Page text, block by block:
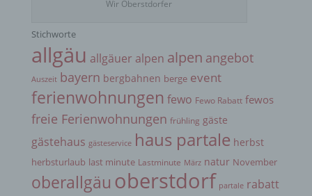
Wir Oberstdorfer
Stichworte
allgäu allgäuer alpen alpen angebot
Auszeit bayern bergbahnen berge event
ferienwohnungen fewo Fewo Rabatt fewos
freie Ferienwohnungen frühling gäste
gästehaus gästeservice haus partale herbst
herbsturlaub last minute Lastminute März natur November
oberallgäu oberstdorf partale rabatt
Person zugewiesen werden.
g) Verantwortlicher oder für die Verarbeitung
Verantwortlicher
Verantwortlicher oder für die Verarbeitung
Verantwortlicher ist die natürliche oder juristische
Person, Behörde, Einrichtung oder andere Stelle,
die allein oder gemeinsam mit anderen über die
Zwecke und Mittel der Verarbeitung von
personenbezogenen Daten entscheidet. Sind die
Zwecke und Mittel dieser Verarbeitung durch das
Unionsrecht oder das Recht der Mitgliedstaaten